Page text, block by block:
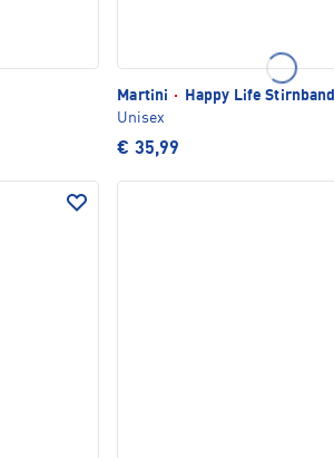
Martini ·
Happy Life Stirnband
Unisex
€ 35,99